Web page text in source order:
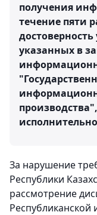
получения
течение пяти
указанных в
За нарушение
Республики
рассмотрение
Республиканской